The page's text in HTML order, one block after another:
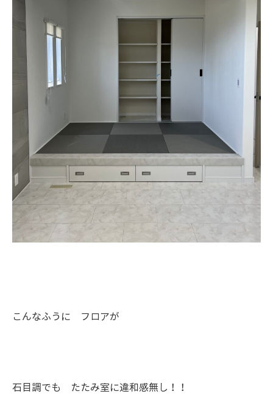
こんなふうに フロアが
石目調でも たたみ室に違和感無し！！